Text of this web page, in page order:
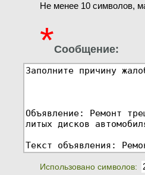
Не менее 10 символов,
*Сообщение:
Использовано символов: